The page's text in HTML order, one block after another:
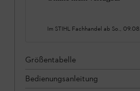
Im STIHL Fachhandel ab So., 09.08.
Größentabelle
Bedienungsanleitung